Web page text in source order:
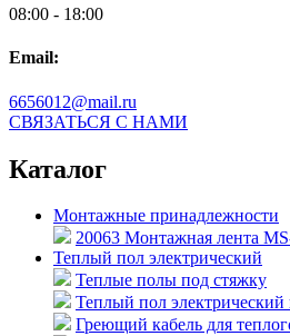
08:00 - 18:00
Email:
6656012@mail.ru
СВЯЗАТЬСЯ С НАМИ
Каталог
Монтажные принадлежности
20063 Монтажная лента
Теплый пол электрический
Теплые полы под стяжку
Теплый пол электрический
Греющий кабель для